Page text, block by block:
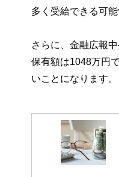
多く受給できる可能
さらに、金融広報
保有額は1048万円
いことになります。